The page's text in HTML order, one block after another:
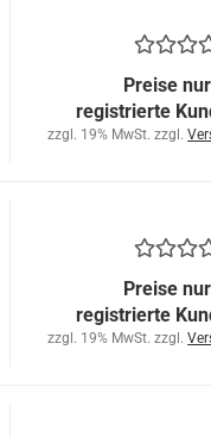
Preise
registrierte
zzgl. 19% MwSt. zzgl.
Preise
registrierte
zzgl. 19% MwSt. zzgl.